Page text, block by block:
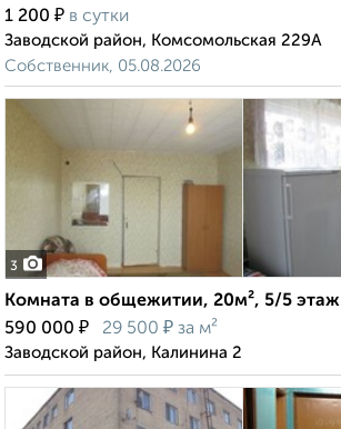
1 200 ₽ в сутки
Заводской район, Комсомольская 229А
Собственник, 05.08.2026
3
Комната в общежитии, 20м², 5/5 этаж
590 000 ₽ 29 500 ₽ за м²
Заводской район, Калинина 2